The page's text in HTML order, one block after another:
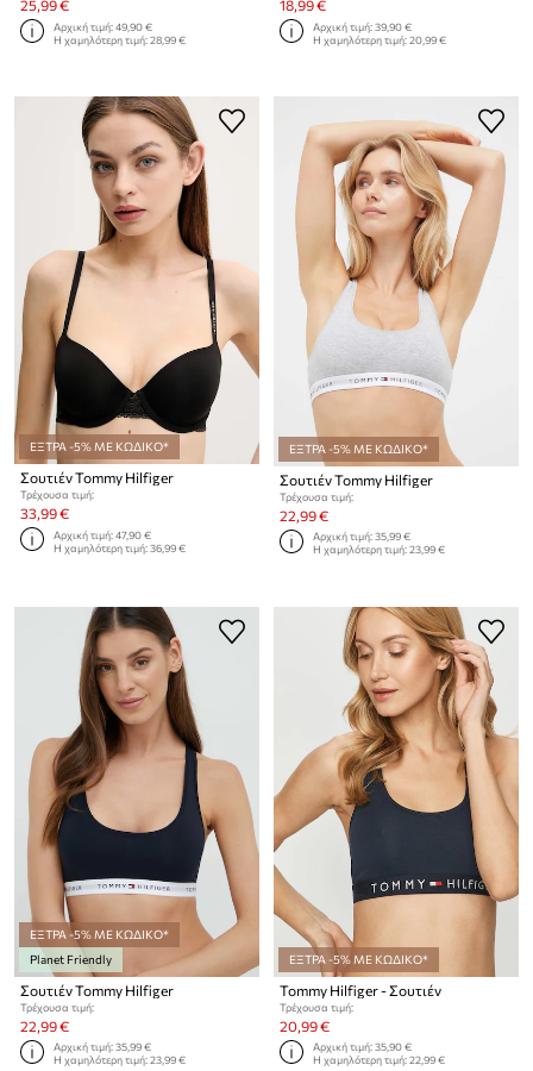
25,99 €
Αρχική τιμή:49,90 €
Η χαμηλότερη τιμή:28,99 €
18,99 €
Αρχική τιμή:39,90 €
Η χαμηλότερη τιμή:20,99 €
ΕΞΤΡΑ -5% ΜΕ ΚΩΔΙΚΟ*
Σουτιέν Tommy Hilfiger
Τρέχουσα τιμή:
33,99 €
Αρχική τιμή:47,90 €
Η χαμηλότερη τιμή:36,99 €
ΕΞΤΡΑ -5% ΜΕ ΚΩΔΙΚΟ*
Σουτιέν Tommy Hilfiger
Τρέχουσα τιμή:
22,99 €
Αρχική τιμή:35,99 €
Η χαμηλότερη τιμή:23,99 €
ΕΞΤΡΑ -5% ΜΕ ΚΩΔΙΚΟ*
Planet Friendly
Σουτιέν Tommy Hilfiger
Τρέχουσα τιμή:
22,99 €
Αρχική τιμή:35,99 €
Η χαμηλότερη τιμή:23,99 €
ΕΞΤΡΑ -5% ΜΕ ΚΩΔΙΚΟ*
Tommy Hilfiger - Σουτιέν
Τρέχουσα τιμή:
20,99 €
Αρχική τιμή:35,90 €
Η χαμηλότερη τιμή:22,99 €